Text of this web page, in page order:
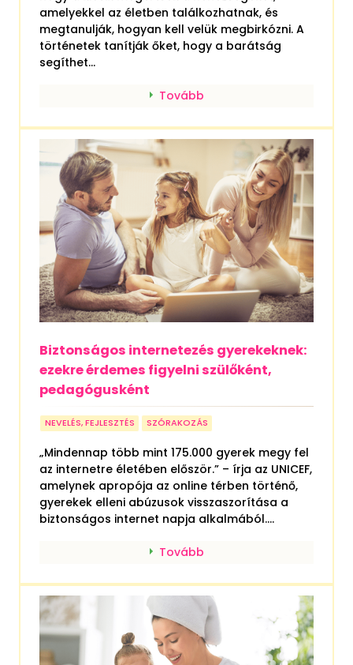
amelyekkel az életben találkozhatnak, és
megtanulják, hogyan kell velük megbirkózni. A
történetek tanítják őket, hogy a barátság
segíthet...
Tovább
Biztonságos internetezés gyerekeknek:
ezekre érdemes figyelni szülőként,
pedagógusként
NEVELÉS, FEJLESZTÉS SZÓRAKOZÁS
„Mindennap több mint 175.000 gyerek megy fel
az internetre életében először.” – írja az UNICEF,
amelynek apropója az online térben történő,
gyerekek elleni abúzusok visszaszorítása a
biztonságos internet napja alkalmából....
Tovább